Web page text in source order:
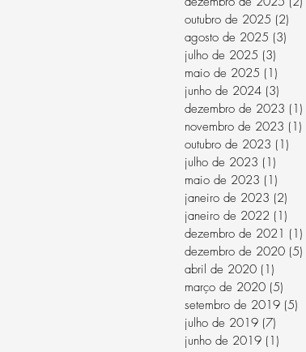
outubro de 2025 (2)
agosto de 2025 (3)
julho de 2025 (3)
maio de 2025 (1)
junho de 2024 (3)
dezembro de 2023 (1)
novembro de 2023 (1)
outubro de 2023 (1)
julho de 2023 (1)
maio de 2023 (1)
janeiro de 2023 (2)
janeiro de 2022 (1)
dezembro de 2021 (1)
dezembro de 2020 (5)
abril de 2020 (1)
março de 2020 (5)
setembro de 2019 (5)
julho de 2019 (7)
junho de 2019 (1)